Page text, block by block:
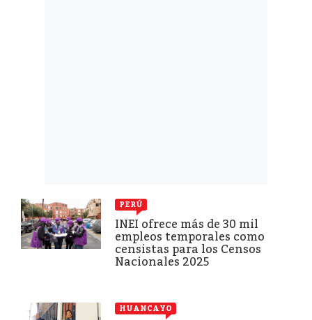
PERÚ
INEI ofrece más de 30 mil
empleos temporales como
censistas para los Censos
Nacionales 2025
HUANCAYO